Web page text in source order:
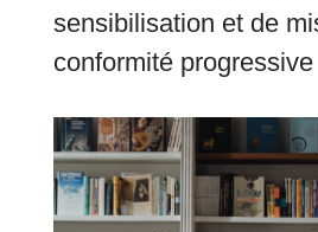
sensibilisation et de
conformité progressive